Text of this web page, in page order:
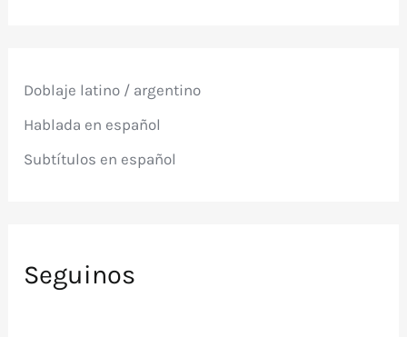
o
:
Doblaje latino / argentino
Hablada en español
Subtítulos en español
Seguinos